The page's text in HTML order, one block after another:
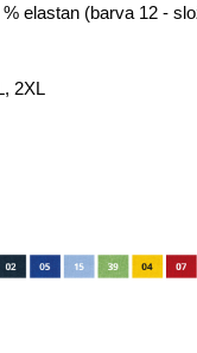
elastan (barva 12 -
2XL